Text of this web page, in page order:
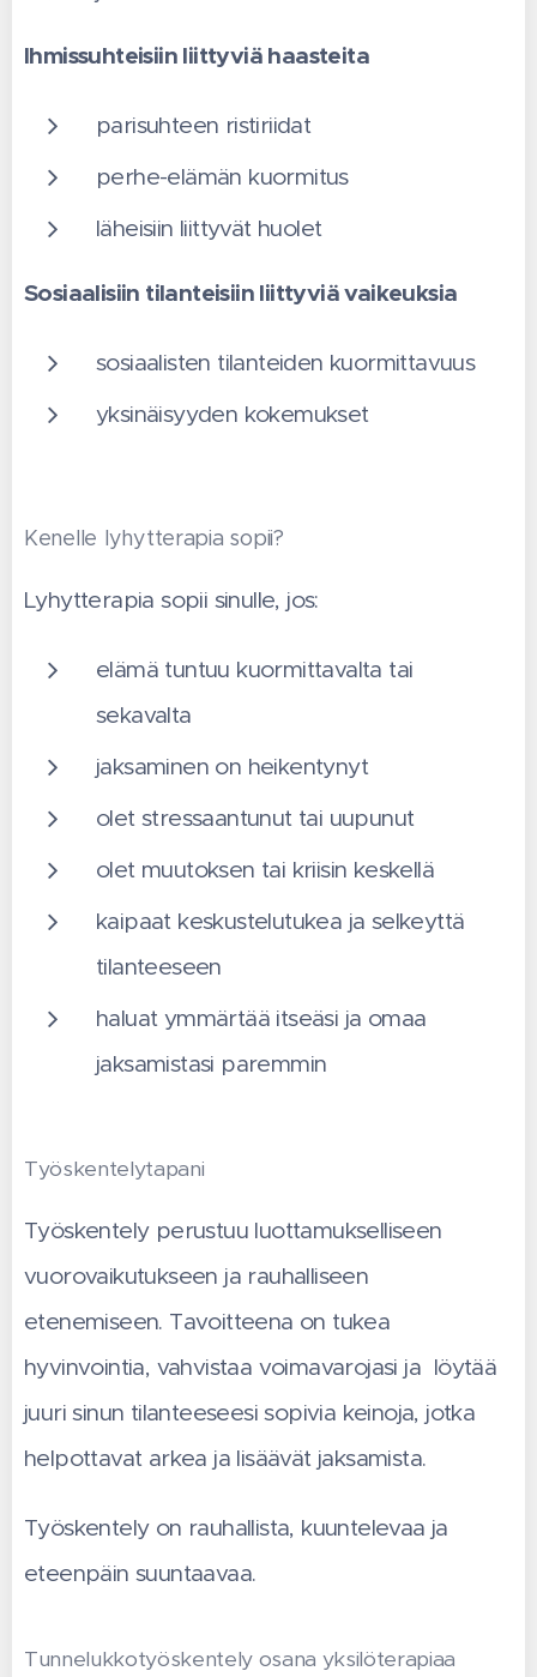
Ihmissuhteisiin liittyviä haasteita
parisuhteen ristiriidat
perhe-elämän kuormitus
läheisiin liittyvät huolet
Sosiaalisiin tilanteisiin liittyviä vaikeuksia
sosiaalisten tilanteiden kuormittavuus
yksinäisyyden kokemukset
Kenelle lyhytterapia sopii?
Lyhytterapia sopii sinulle, jos:
elämä tuntuu kuormittavalta tai
sekavalta
jaksaminen on heikentynyt
olet stressaantunut tai uupunut
olet muutoksen tai kriisin keskellä
kaipaat keskustelutukea ja selkeyttä
tilanteeseen
haluat ymmärtää itseäsi ja omaa
jaksamistasi paremmin
Työskentelytapani
Työskentely perustuu luottamukselliseen
vuorovaikutukseen ja rauhalliseen
etenemiseen. Tavoitteena on tukea
hyvinvointia, vahvistaa voimavarojasi ja löytää
juuri sinun tilanteeseesi sopivia keinoja, jotka
helpottavat arkea ja lisäävät jaksamista.
Työskentely on rauhallista, kuuntelevaa ja
eteenpäin suuntaavaa.
Tunnelukkotyöskentely osana yksilöterapiaa